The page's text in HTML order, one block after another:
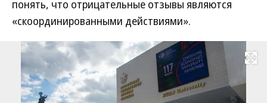
понять, что отрицательные отзывы являются
«скоординированными действиями».
Развернуть